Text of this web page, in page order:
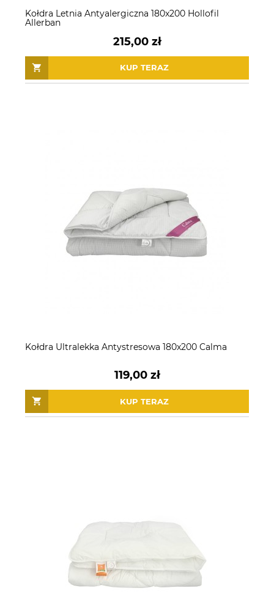
Kołdra Letnia Antyalergiczna 180x200 Hollofil
Allerban
215,00 zł
KUP TERAZ
Kołdra Ultralekka Antystresowa 180x200 Calma
119,00 zł
KUP TERAZ